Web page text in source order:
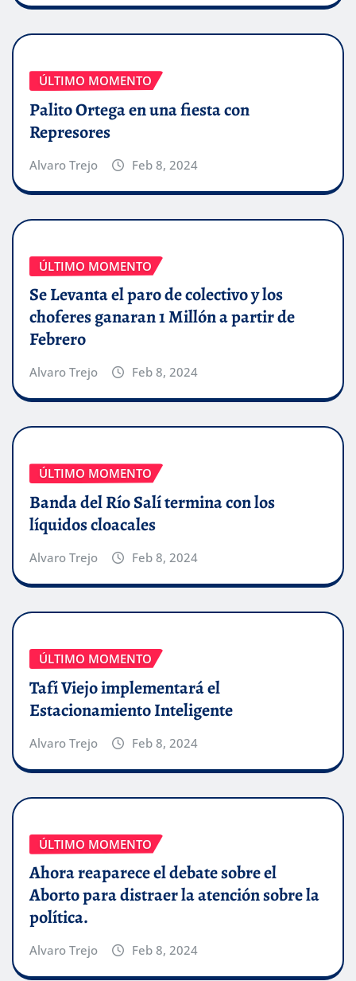
ÚLTIMO MOMENTO
Palito Ortega en una fiesta con
Represores
Alvaro Trejo Feb 8, 2024
ÚLTIMO MOMENTO
Se Levanta el paro de colectivo y los
choferes ganaran 1 Millón a partir de
Febrero
Alvaro Trejo Feb 8, 2024
ÚLTIMO MOMENTO
Banda del Río Salí termina con los
líquidos cloacales
Alvaro Trejo Feb 8, 2024
ÚLTIMO MOMENTO
Tafí Viejo implementará el
Estacionamiento Inteligente
Alvaro Trejo Feb 8, 2024
ÚLTIMO MOMENTO
Ahora reaparece el debate sobre el
Aborto para distraer la atención sobre la
política.
Alvaro Trejo Feb 8, 2024